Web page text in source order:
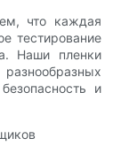
что каждая
тестирование
Наши пленки
и